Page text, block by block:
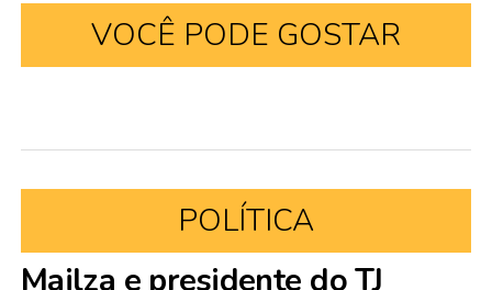
VOCÊ PODE GOSTAR
POLÍTICA
Mailza e presidente do TJ